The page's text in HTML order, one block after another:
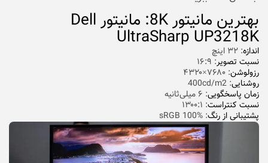
بهترین مانیتور 8K: مانیتور Dell
UltraSharp UP3218K
اندازه: ۳۲ اینچ
نسبت تصویر: ۱۶:۹
رزولوشن: ۷۶۸۰×۴۳۲۰
روشنایی: 400cd/m2
زمان پاسخگویی: ۶ میلی‌ثانیه
نسبت کنتراست: ۱۳۰۰:۱
پشتیبانی از رنگ: sRGB 100%